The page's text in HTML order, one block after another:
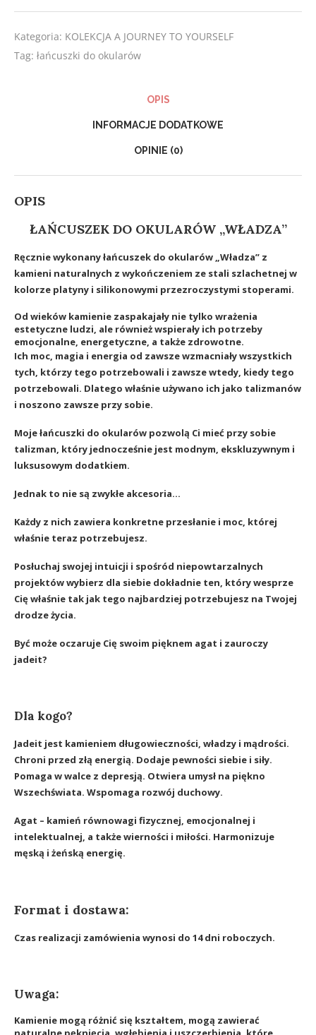
Kategoria: KOLEKCJA A JOURNEY TO YOURSELF
Tag: łańcuszki do okularów
OPIS
INFORMACJE DODATKOWE
OPINIE (0)
OPIS
ŁAŃCUSZEK DO OKULARÓW „WŁADZA”
Ręcznie wykonany łańcuszek do okularów „Władza” z
kamieni naturalnych z wykończeniem ze stali szlachetnej w
kolorze platyny i silikonowymi przezroczystymi stoperami.
Od wieków kamienie zaspakajały nie tylko wrażenia
estetyczne ludzi, ale również wspierały ich potrzeby
emocjonalne, energetyczne, a także zdrowotne.
Ich moc, magia i energia od zawsze wzmacniały wszystkich
tych, którzy tego potrzebowali i zawsze wtedy, kiedy tego
potrzebowali. Dlatego właśnie używano ich jako talizmanów
i noszono zawsze przy sobie.
Moje łańcuszki do okularów pozwolą Ci mieć przy sobie
talizman, który jednocześnie jest modnym, ekskluzywnym i
luksusowym dodatkiem.
Jednak to nie są zwykłe akcesoria…
Każdy z nich zawiera konkretne przesłanie i moc, której
właśnie teraz potrzebujesz.
Posłuchaj swojej intuicji i spośród niepowtarzalnych
projektów wybierz dla siebie dokładnie ten, który wesprze
Cię właśnie tak jak tego najbardziej potrzebujesz na Twojej
drodze życia.
Być może oczaruje Cię swoim pięknem agat i zauroczy
jadeit?
Dla kogo?
Jadeit jest kamieniem długowieczności, władzy i mądrości.
Chroni przed złą energią. Dodaje pewności siebie i siły.
Pomaga w walce z depresją. Otwiera umysł na piękno
Wszechświata. Wspomaga rozwój duchowy.
Agat – kamień równowagi fizycznej, emocjonalnej i
intelektualnej, a także wierności i miłości. Harmonizuje
męską i żeńską energię.
Format i dostawa:
Czas realizacji zamówienia wynosi do 14 dni roboczych.
Uwaga:
Kamienie mogą różnić się kształtem, mogą zawierać